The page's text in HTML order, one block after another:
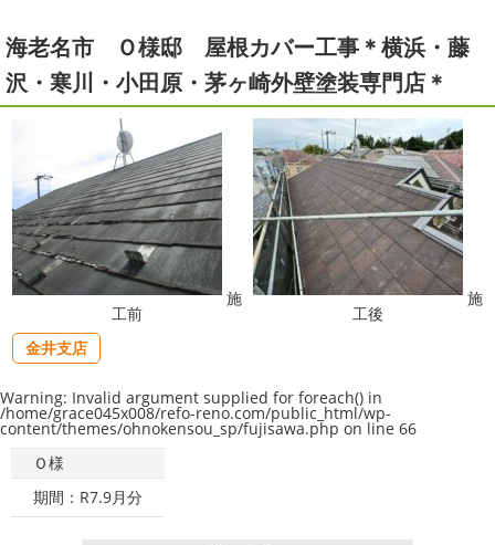
海老名市 Ｏ様邸 屋根カバー工事＊横浜・藤
沢・寒川・小田原・茅ヶ崎外壁塗装専門店＊
施
工前
施
工後
金井支店
Warning: Invalid argument supplied for foreach() in
/home/grace045x008/refo-reno.com/public_html/wp-
content/themes/ohnokensou_sp/fujisawa.php on line 66
Ｏ様
期間：R7.9月分